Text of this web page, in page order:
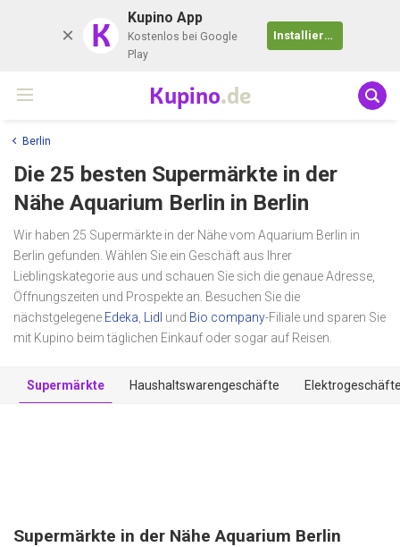
K Kupino App
Kostenlos bei Google
Play
Installieren
Kupino.de
Berlin
Die 25 besten Supermärkte in der
Nähe Aquarium Berlin in Berlin
Wir haben 25 Supermärkte in der Nähe vom Aquarium Berlin in
Berlin gefunden. Wählen Sie ein Geschäft aus Ihrer
Lieblingskategorie aus und schauen Sie sich die genaue Adresse,
Öffnungszeiten und Prospekte an. Besuchen Sie die
nächstgelegene Edeka Lidl und Bio company-Filiale und sparen Sie
mit Kupino beim täglichen Einkauf oder sogar auf Reisen.
Supermärkte Haushaltswarengeschäfte
Supermärkte in der Nähe Aquarium Berlin